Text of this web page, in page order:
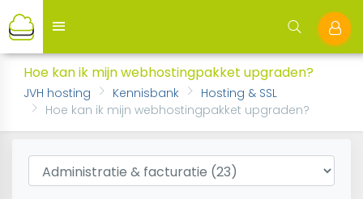
Hoe kan ik mijn webhostingpakket upgraden?
JVH hosting Kennisbank
Hosting & SSL
Hoe kan ik mijn webhostingpakket upgraden?